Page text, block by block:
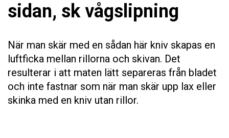
sidan, sk vågslipning
När man skär med en sådan här kniv skapas en
luftficka mellan rillorna och skivan. Det
resulterar i att maten lätt separeras från bladet
och inte fastnar som när man skär upp lax eller
skinka med en kniv utan rillor.